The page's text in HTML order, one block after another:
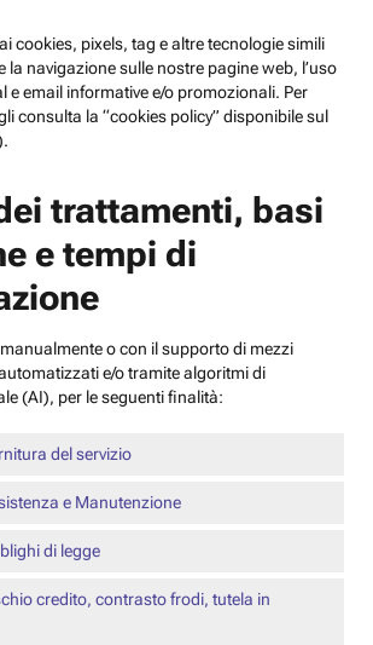
cookies, pixels, tag e altre tecnologie simili
la navigazione sulle nostre pagine web, l’uso
e email informative e/o promozionali. Per
consulta la “cookies policy” disponibile sul
trattamenti, basi
e tempi di
o con il supporto di mezzi
e/o tramite algoritmi di
(AI), per le seguenti finalità:
del servizio
e Manutenzione
di legge
credito, contrasto frodi, tutela in